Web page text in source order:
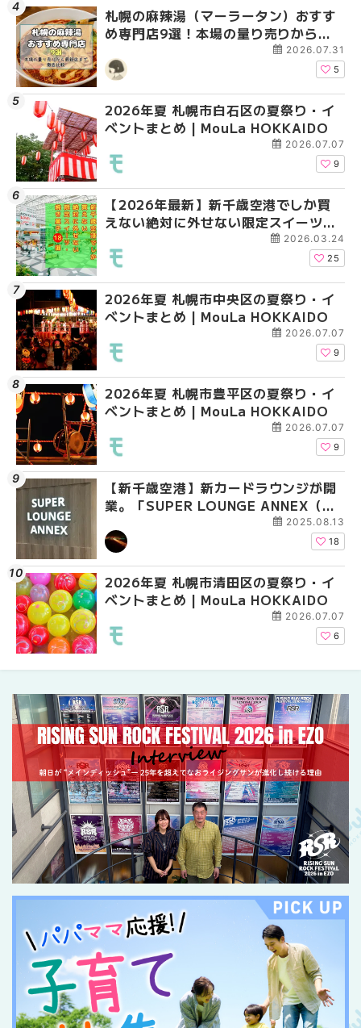
札幌の麻辣湯（マーラータン）おすす
め専門店9選！本場の量り売りから最
新店まで徹底比較 | MouLa
HOKKAIDO
2026.07.31
5
2026年夏 札幌市白石区の夏祭り・イ
ベントまとめ | MouLa HOKKAIDO
2026.07.07
9
【2026年最新】新千歳空港でしか買
えない絶対に外せない限定スイーツ・
焼き菓子18選 | MouLa HOKKAIDO
2026.03.24
25
2026年夏 札幌市中央区の夏祭り・イ
ベントまとめ | MouLa HOKKAIDO
2026.07.07
9
2026年夏 札幌市豊平区の夏祭り・イ
ベントまとめ | MouLa HOKKAIDO
2026.07.07
9
【新千歳空港】新カードラウンジが開
業。「SUPER LOUNGE ANNEX（ス
ーパーラウンジアネックス）」をご紹
介！！ | MouLa HOKKAIDO
2025.08.13
18
2026年夏 札幌市清田区の夏祭り・イ
ベントまとめ | MouLa HOKKAIDO
2026.07.07
6
2026年夏 札幌市手稲
ベントまとめ |
2026年夏 札幌市白石
ベントまとめ |
2026年夏 札幌市南区
ントまとめ | MouLa
2026年夏 札幌市清田
ベントまとめ |
2026年夏 札幌市豊平
ベントまとめ |
2026年夏 札幌市中央
ベントまとめ |
2026年夏 恵庭市・千
イベントまとめ |
2026年夏 札幌市白石
ベントまとめ |
2026年夏 札幌市手稲
ベントまとめ |
2026年夏 札幌市清田
ベントまとめ |
札幌の麻辣湯（マーラ
め専門店6選！本場の
新店まで徹底比較 |
【2026年最新】新千
えない絶対に外せない
焼き菓子18選 |
【新千歳空港】新カー
業。「SUPER
ーパーラウンジアネッ
介！！ | MouLa
2026年夏 札幌市豊平
ベントまとめ |